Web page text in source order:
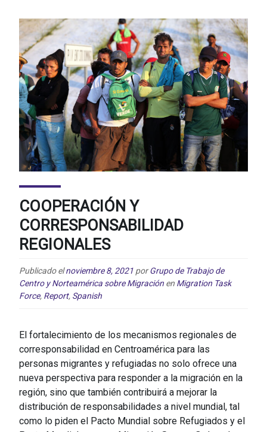
COOPERACIÓN Y
CORRESPONSABILIDAD
REGIONALES
Publicado elnoviembre 8, 2021 por Grupo de Trabajo de
Centro y Norteamérica sobre Migración en Migration Task
Force, Report, Spanish
El fortalecimiento de los mecanismos regionales de
corresponsabilidad en Centroamérica para las
personas migrantes y refugiadas no solo ofrece una
nueva perspectiva para responder a la migración en la
región, sino que también contribuirá a mejorar la
distribución de responsabilidades a nivel mundial, tal
como lo piden el Pacto Mundial sobre Refugiados y el